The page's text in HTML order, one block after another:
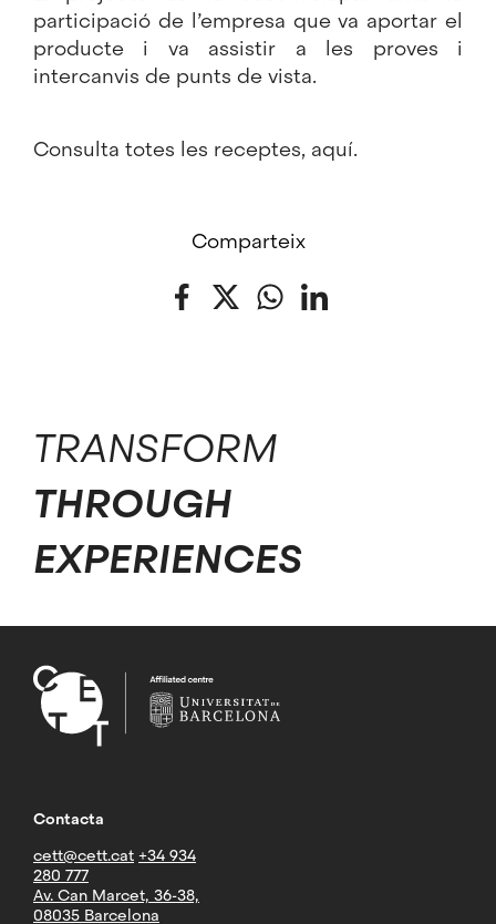
participació de l’empresa que va aportar el
producte i va assistir a les proves i
intercanvis de punts de vista.
Consulta totes les receptes, aquí.
Comparteix
Facebook
Twitter WhatsApp
TRANSFORM
THROUGH
EXPERIENCES
Contacta
cett@cett.cat +34 934
280 777
Av. Can Marcet, 36-38,
08035 Barcelona